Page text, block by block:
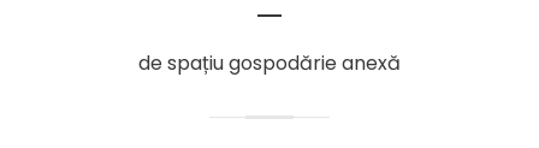
de spațiu gospodărie anexă